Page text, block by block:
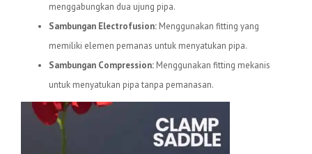
menggabungkan dua ujung pipa.
Sambungan Electrofusion: Menggunakan fitting yang
memiliki elemen pemanas untuk menyatukan pipa.
Sambungan Compression: Menggunakan fitting mekanis
untuk menyatukan pipa tanpa pemanasan.